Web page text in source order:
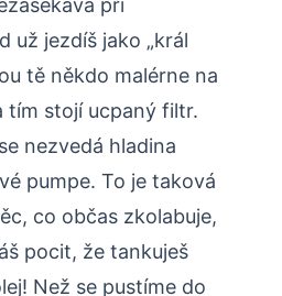
už jezdíš jako „král
tě někdo malérne na
tím stojí ucpaný filtr.
nezvedá hladina
pumpe. To je taková
co občas zkolabuje,
pocit, že tankuješ
Než se pustíme do